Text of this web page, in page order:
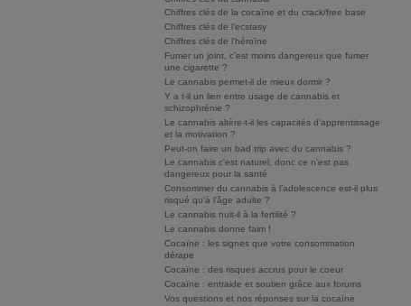
Chiffres clés de la cocaïne et du crack/free base
Chiffres clés de l'ecstasy
Chiffres clés de l'héroïne
Fumer un joint, c’est moins dangereux que fumer
une cigarette ?
Le cannabis permet-il de mieux dormir ?
Y a t-il un lien entre usage de cannabis et
schizophrénie ?
Le cannabis altère-t-il les capacités d'apprentissage
et la motivation ?
Peut-on faire un bad trip avec du cannabis ?
Le cannabis c'est naturel, donc ce n'est pas
dangereux pour la santé
Consommer du cannabis à l’adolescence est-il plus
risqué qu’à l’âge adulte ?
Le cannabis nuit-il à la fertilité ?
Le cannabis donne faim !
Cocaïne : les signes que votre consommation
dérape
Cocaïne : des risques accrus pour le coeur
Cocaïne : entraide et soutien grâce aux forums
Vos questions et nos réponses sur la cocaïne